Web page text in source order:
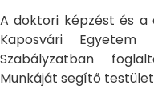
A doktori képzést és a
Kaposvári
Szabályzatban
Munkáját segítő